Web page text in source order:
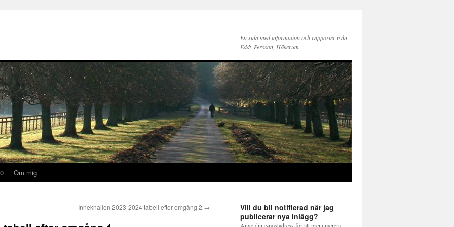
En sida med information och rapporter från
Eddy Persson, Hökerum
Om mig
Inneknallen 2023-2024 tabell efter omgång 2 →
Vill du bli notifierad när jag
publicerar nya inlägg?